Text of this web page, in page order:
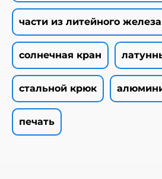
части из литейного железа
солнечная кран
стальной крюк
печать